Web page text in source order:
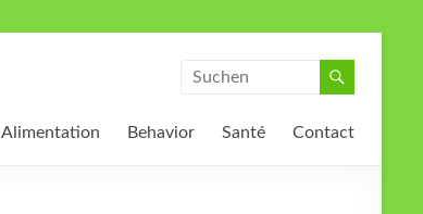
Alimentation Behavior Santé Contact